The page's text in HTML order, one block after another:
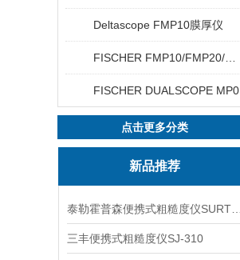
Deltascope FMP10膜厚仪
FISCHER DUALSCOPE MP0
点击更多分类
新品推荐
三丰便携式粗糙度仪SJ-310